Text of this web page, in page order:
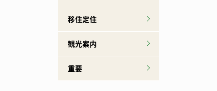
移住定住
観光案内
重要